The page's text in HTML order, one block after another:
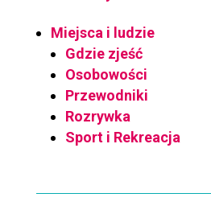
Miejsca i ludzie
Gdzie zjeść
Osobowości
Przewodniki
Rozrywka
Sport i Rekreacja